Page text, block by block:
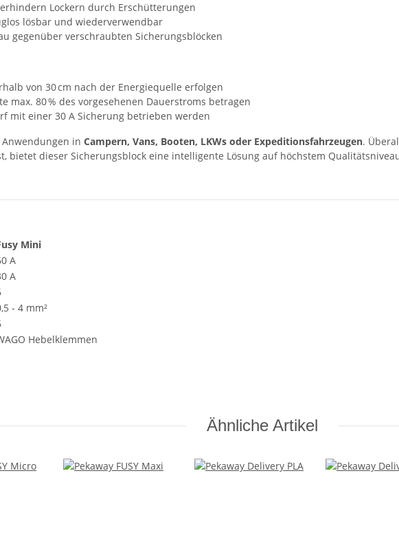
Lockern durch Erschütterungen
lösbar und wiederverwendbar
gegenüber verschraubten Sicherungsblöcken
von 30 cm nach der Energiequelle erfolgen
max. 80 % des vorgesehenen Dauerstroms betragen
mit einer 30 A Sicherung betrieben werden
in Campern, Vans, Booten, LKWs oder Expeditionsfahrzeugen.
bietet dieser Sicherungsblock eine intelligente Lösung auf höchstem
Mini
A
A
- 4 mm²
Hebelklemmen
Ähnliche Artikel